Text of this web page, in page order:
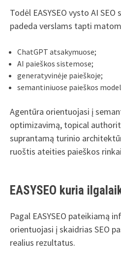
Todėl EASYSEO vysto AI
padeda verslams tapti
ChatGPT atsakymuose;
AI paieškos sistemose;
generatyvinėje paieškoje;
semantiniuose paieškos
Agentūra orientuojasi į
optimizavimą, topical
suprantamą turinio
ruoštis ateities paieškos
EASYSEO kuria
Pagal EASYSEO pateikiamą
orientuojasi į skaidrias SEO
realius rezultatus.